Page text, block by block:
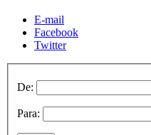
E-mail
Facebook
Twitter
De:
Para: